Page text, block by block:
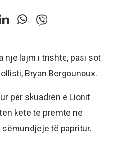
një lajm i trishtë, pasi sot
Bryan Bergounoux.
për skuadrën e Lionit
këtë të premte në
të papritur.